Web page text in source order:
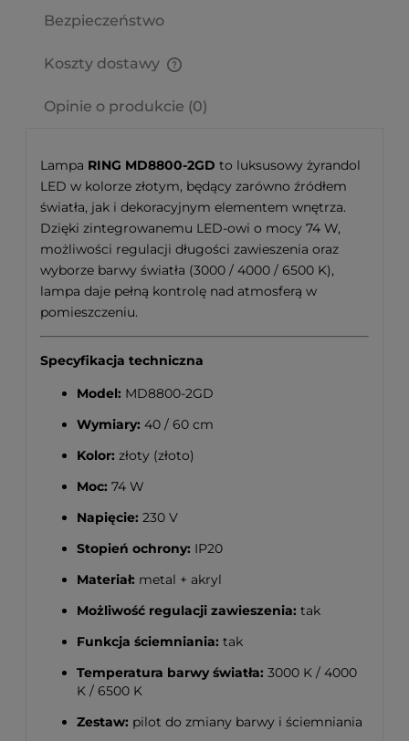
Bezpieczeństwo
Koszty dostawy
Opinie o produkcie (0)
Lampa RING MD8800-2GD to luksusowy żyrandol
LED w kolorze złotym, będący zarówno źródłem
światła, jak i dekoracyjnym elementem wnętrza.
Dzięki zintegrowanemu LED-owi o mocy 74 W,
możliwości regulacji długości zawieszenia oraz
wyborze barwy światła (3000 / 4000 / 6500 K),
lampa daje pełną kontrolę nad atmosferą w
pomieszczeniu.
Specyfikacja techniczna
Model: MD8800-2GD
Wymiary: 40 / 60 cm
Kolor: złoty (złoto)
Moc: 74 W
Napięcie: 230 V
Stopień ochrony: IP20
Materiał: metal + akryl
Możliwość regulacji zawieszenia: tak
Funkcja ściemniania: tak
Temperatura barwy światła: 3000 K / 4000
K / 6500 K
Zestaw: pilot do zmiany barwy i ściemniania